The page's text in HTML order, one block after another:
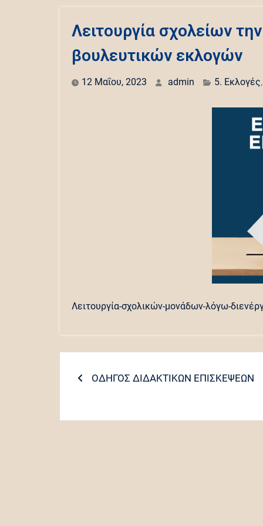
Λειτουργία σχολείων
βουλευτικών εκλογών
12 Μαΐου, 2023 admin 5. Εκλογές,
Λειτουργία-σχολικών-μονάδων-λόγω-
Πλοήγηση
Previous
ΟΔΗΓΟΣ ΔΙΔΑΚΤΙΚΩΝ ΕΠΙΣΚΕΨΕΩΝ